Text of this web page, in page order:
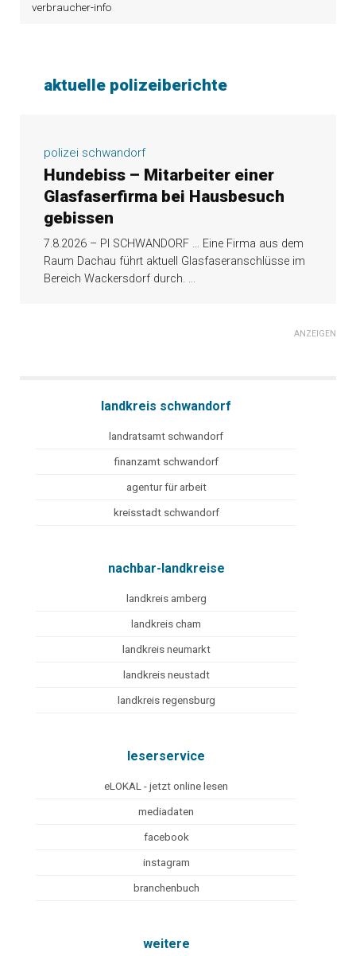
verbraucher-info
aktuelle polizeiberichte
polizei schwandorf
Hundebiss – Mitarbeiter einer
Glasfaserfirma bei Hausbesuch
gebissen
7.8.2026 – PI SCHWANDORF … Eine Firma aus dem
Raum Dachau führt aktuell Glasfaseranschlüsse im
Bereich Wackersdorf durch. ...
ANZEIGEN
landkreis schwandorf
landratsamt schwandorf
finanzamt schwandorf
agentur für arbeit
kreisstadt schwandorf
nachbar-landkreise
landkreis amberg
landkreis cham
landkreis neumarkt
landkreis neustadt
landkreis regensburg
leserservice
eLOKAL - jetzt online lesen
mediadaten
facebook
instagram
branchenbuch
weitere